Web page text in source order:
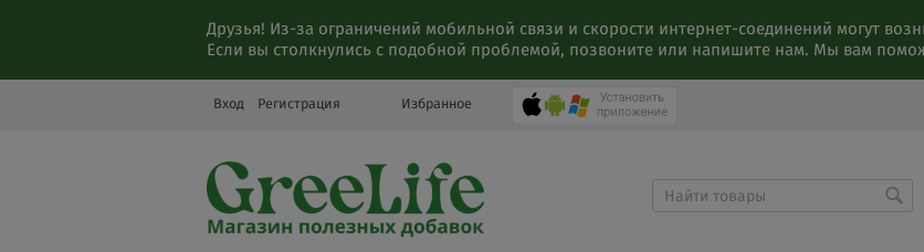
Друзья! Из-за ограничений мобильной связи и скорости интернет-соединений могут
Если вы столкнулись с подобной проблемой, позвоните или напишите нам. Мы вам
Вход Регистрация Избранное